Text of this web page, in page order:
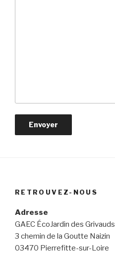
RETROUVEZ-NOUS
Adresse
GAEC ÉcoJardin des Grivauds
3 chemin de la Goutte Naizin
03470 Pierrefitte-sur-Loire